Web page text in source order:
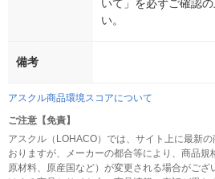
いて」を必ずご確認
い。
備考
アスクル商品環境スコアについて
ご注意【免責】
アスクル（LOHACO）では、サイト上に最新
おりますが、メーカーの都合等により、商品規
原材料、原産国など）が変更される場合がござ